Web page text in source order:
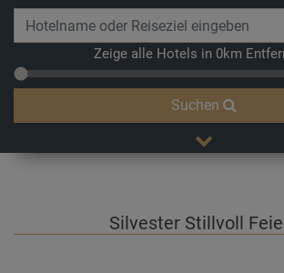
Zeige alle Hotels in 0km
Suchen
Silvester Stillvoll